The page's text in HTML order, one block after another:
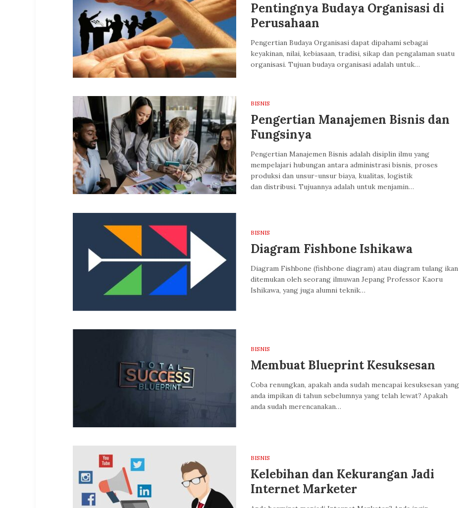
Pentingnya Budaya Organisasi di
Perusahaan
Pengertian Budaya Organisasi dapat dipahami sebagai
keyakinan, nilai, kebiasaan, tradisi, sikap dan pengalaman suatu
organisasi. Tujuan budaya organisasi adalah untuk…
BISNIS
Pengertian Manajemen Bisnis dan
Fungsinya
Pengertian Manajemen Bisnis adalah disiplin ilmu yang
mempelajari hubungan antara administrasi bisnis, proses
produksi dan unsur-unsur biaya, kualitas, logistik
dan distribusi. Tujuannya adalah untuk menjamin…
BISNIS
Diagram Fishbone Ishikawa
Diagram Fishbone (fishbone diagram) atau diagram tulang ikan
ditemukan oleh seorang ilmuwan Jepang Professor Kaoru
Ishikawa, yang juga alumni teknik…
BISNIS
Membuat Blueprint Kesuksesan
Coba renungkan, apakah anda sudah mencapai kesuksesan yang
anda impikan di tahun sebelumnya yang telah lewat? Apakah
anda sudah merencanakan…
BISNIS
Kelebihan dan Kekurangan Jadi
Internet Marketer